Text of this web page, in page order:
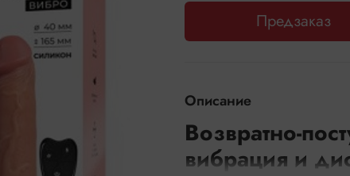
Предзаказ
Описание
Возвратно-
вибрация и